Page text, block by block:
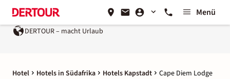
Menü
DERTOUR – macht Urlaub
Hotel Hotels in Südafrika Hotels Kapstadt Cape Diem Lodge